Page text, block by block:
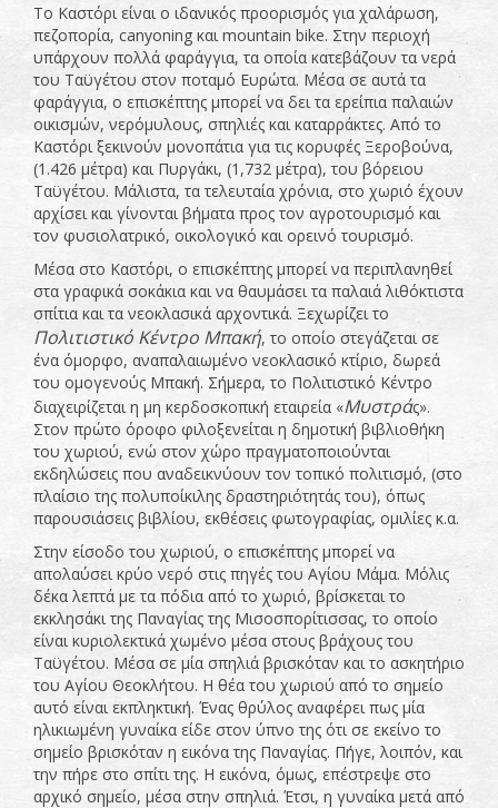
Το Καστόρι είναι ο ιδανικός προορισμός για χαλάρωση,
πεζοπορία, canyoning και mountain bike. Στην περιοχή
υπάρχουν πολλά φαράγγια, τα οποία κατεβάζουν τα νερά
του Ταϋγέτου στον ποταμό Ευρώτα. Μέσα σε αυτά τα
φαράγγια, ο επισκέπτης μπορεί να δει τα ερείπια παλαιών
οικισμών, νερόμυλους, σπηλιές και καταρράκτες. Από το
Καστόρι ξεκινούν μονοπάτια για τις κορυφές Ξεροβούνα,
(1.426 μέτρα) και Πυργάκι, (1,732 μέτρα), του βόρειου
Ταϋγέτου. Μάλιστα, τα τελευταία χρόνια, στο χωριό έχουν
αρχίσει και γίνονται βήματα προς τον αγροτουρισμό και
τον φυσιολατρικό, οικολογικό και ορεινό τουρισμό.
Μέσα στο Καστόρι, ο επισκέπτης μπορεί να περιπλανηθεί
στα γραφικά σοκάκια και να θαυμάσει τα παλαιά λιθόκτιστα
σπίτια και τα νεοκλασικά αρχοντικά. Ξεχωρίζει το
Πολιτιστικό Κέντρο Μπακή, το οποίο στεγάζεται σε
ένα όμορφο, αναπαλαιωμένο νεοκλασικό κτίριο, δωρεά
του ομογενούς Μπακή. Σήμερα, το Πολιτιστικό Κέντρο
διαχειρίζεται η μη κερδοσκοπική εταιρεία «Μυστράς».
Στον πρώτο όροφο φιλοξενείται η δημοτική βιβλιοθήκη
του χωριού, ενώ στον χώρο πραγματοποιούνται
εκδηλώσεις που αναδεικνύουν τον τοπικό πολιτισμό, (στο
πλαίσιο της πολυποίκιλης δραστηριότητάς του), όπως
παρουσιάσεις βιβλίου, εκθέσεις φωτογραφίας, ομιλίες κ.α.
Στην είσοδο του χωριού, ο επισκέπτης μπορεί να
απολαύσει κρύο νερό στις πηγές του Αγίου Μάμα. Μόλις
δέκα λεπτά με τα πόδια από το χωριό, βρίσκεται το
εκκλησάκι της Παναγίας της Μισοσπορίτισσας, το οποίο
είναι κυριολεκτικά χωμένο μέσα στους βράχους του
Ταϋγέτου. Μέσα σε μία σπηλιά βρισκόταν και το ασκητήριο
του Αγίου Θεοκλήτου. Η θέα του χωριού από το σημείο
αυτό είναι εκπληκτική. Ένας θρύλος αναφέρει πως μία
ηλικιωμένη γυναίκα είδε στον ύπνο της ότι σε εκείνο το
σημείο βρισκόταν η εικόνα της Παναγίας. Πήγε, λοιπόν, και
την πήρε στο σπίτι της. Η εικόνα, όμως, επέστρεψε στο
αρχικό σημείο, μέσα στην σπηλιά. Έτσι, η γυναίκα μετά από